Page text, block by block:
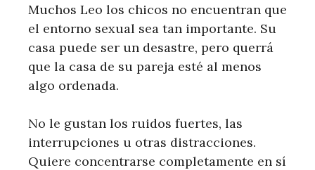
Muchos Leo los chicos no encuentran que
el entorno sexual sea tan importante. Su
casa puede ser un desastre, pero querrá
que la casa de su pareja esté al menos
algo ordenada.
No le gustan los ruidos fuertes, las
interrupciones u otras distracciones.
Quiere concentrarse completamente en sí